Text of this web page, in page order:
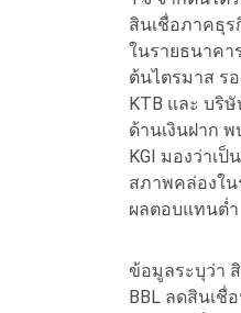
สินเชื่อภาคธุ
ในรายธนาคา
ต้นไตรมาส ร
KTB และ บริ
ด้านเงินฝาก
KGI มองว่าเ
สภาพคล่องใน
ผลตอบแทนต่ำ
ข้อมูลระบุว่า
BBL ลดสินเชื่